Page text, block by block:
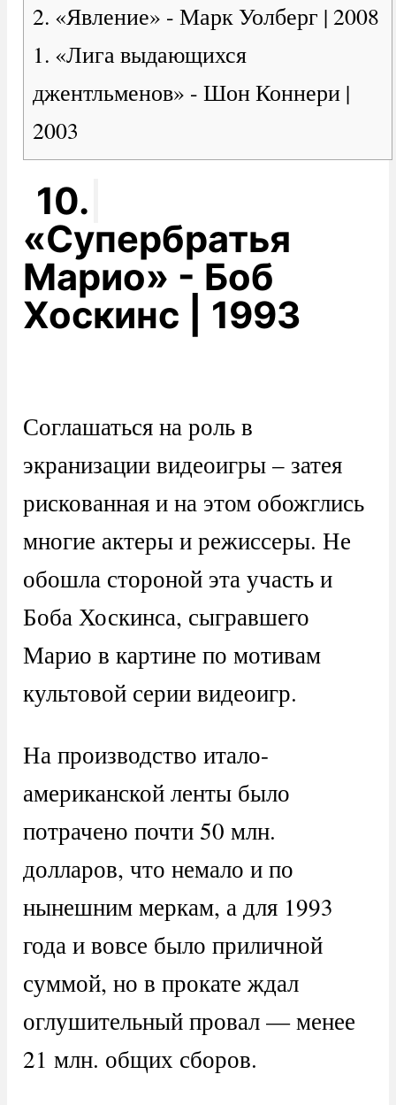
2. «Явление» - Марк Уолберг | 2008
1. «Лига выдающихся
джентльменов» - Шон Коннери |
2003
10.
«Супербратья
Марио» - Боб
Хоскинс | 1993
Соглашаться на роль в
экранизации видеоигры – затея
рискованная и на этом обожглись
многие актеры и режиссеры. Не
обошла стороной эта участь и
Боба Хоскинса, сыгравшего
Марио в картине по мотивам
культовой серии видеоигр.
На производство итало-
американской ленты было
потрачено почти 50 млн.
долларов, что немало и по
нынешним меркам, а для 1993
года и вовсе было приличной
суммой, но в прокате ждал
оглушительный провал — менее
21 млн. общих сборов.